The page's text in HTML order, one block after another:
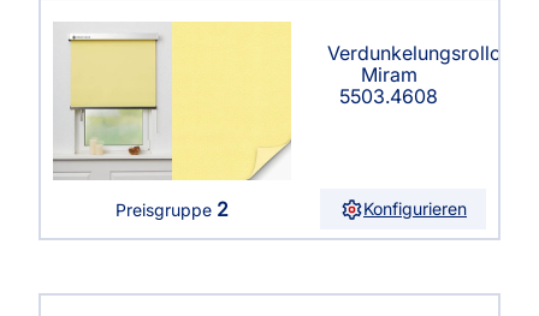
Verdunkelungsrollo
Miram
5503.4608
Preisgruppe 2 Konfigurieren